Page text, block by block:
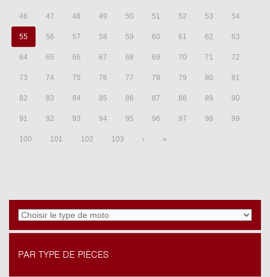
46 47 48 49 50 51 52 53 54
55 56 57 58 59 60 61 62 63
64 65 66 67 68 69 70 71 72
73 74 75 76 77 78 79 80 81
82 83 84 85 86 87 88 89 90
91 92 93 94 95 96 97 98 99
100 101 102 103 › »
PAR TYPE DE PIÈCES